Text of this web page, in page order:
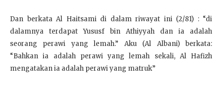
Dan berkata Al Haitsami di dalam riwayat ini (2/81) : “di
dalamnya terdapat Yususf bin Athiyyah dan ia adalah
seorang perawi yang lemah.” Aku (Al Albani) berkata:
“Bahkan ia adalah perawi yang lemah sekali, Al Hafizh
mengatakan ia adalah perawi yang matruk”